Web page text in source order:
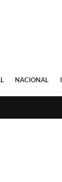
NACIONAL